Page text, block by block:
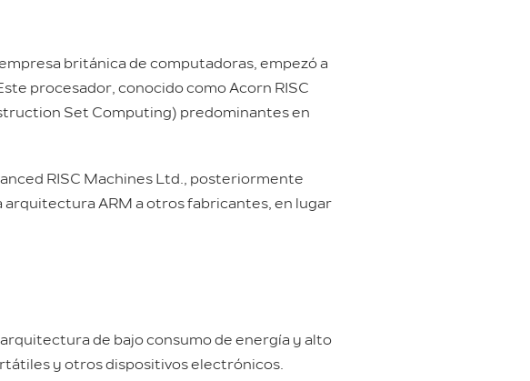
británica de computadoras, empezó a
procesador, conocido como Acorn RISC
Set Computing) predominantes en
RISC Machines Ltd., posteriormente
ARM a otros fabricantes, en lugar
de bajo consumo de energía y alto
y otros dispositivos electrónicos.